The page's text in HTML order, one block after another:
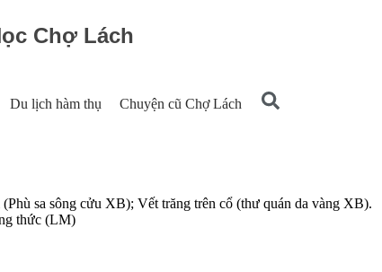
Chợ Lách
Du lịch hàm thụ Chuyện cũ Chợ Lách
sa sông cửu XB); Vết trăng trên cổ (thư quán da vàng XB).
thức (LM)